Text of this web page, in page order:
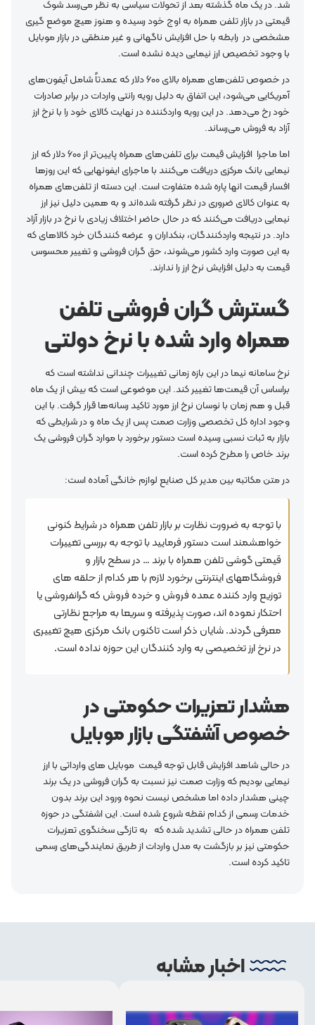
شد. در یک ماه گذشته بعد از تحولات سیاسی به نظر می‌رسد شوک
قیمتی در بازار تلفن همراه به اوج خود رسیده و هنوز هیچ موضع گیری
مشخصی در رابطه با حل افزایش ناگهانی و غیر منطقی در بازار موبایل
با وجود تخصیص ارز نیمایی دیده نشده است.
در خصوص تلفن‌های همراه بالای 600 دلار که عمدتاً شامل آیفون‌های
آمریکایی می‌شود، این اتفاق به دلیل رویه رانتی واردات در برابر صادرات
خود رخ می‌دهد. در این رویه واردکننده در نهایت کالای خود را با نرخ ارز
آزاد به فروش می‌رساند.
اما ماجرا افزایش قیمت برای تلفن‌های همراه پایین‌تر از 600 دلار که ارز
نیمایی بانک مرکزی دریافت می‌کنند با ماجرای ایفونهایی که این روزها
افسار قیمت انها پاره شده متفاوت است. این دسته از تلفن‌های همراه
به عنوان کالای ضروری در نظر گرفته شده‌اند و به همین دلیل نیز ارز
نیمایی دریافت می‌کنند که در حال حاضر اختلاف زیادی با نرخ در بازار آزاد
دارد. در نتیجه واردکنندگان، بنکداران و عرضه کنندگان خرد کالاهای که
به این صورت وارد کشور می‌شوند، حق گران فروشی و تغییر محسوس
قیمت به دلیل افزایش نرخ ارز را ندارند.
گسترش گران فروشی تلفن
همراه وارد شده با نرخ دولتی
نرخ سامانه نیما در این بازه زمانی تغییرات چندانی نداشته است که
براساس آن قیمت‌ها تغییر کند. این موضوعی است که بیش از یک ماه
قبل و هم زمان با نوسان نرخ ارز مورد تاکید رسانه‌ها قرار گرفت. با این
وجود اداره کل تخصصی وزارت صمت پس از یک ماه و در شرایطی که
بازار به ثبات نسبی رسیده است دستور برخورد با موارد گران فروشی یک
برند خاص را مطرح کرده است.
در متن مکاتبه بین مدیر کل صنایع لوازم خانگی آماده است:
با توجه به ضرورت نظارت بر بازار تلفن همراه در شرایط کنونی
خواهشمند است دستور فرمایید با توجه به بررسی تغییرات
قیمتی گوشی تلفن همراه با برند … در سطح بازار و
فروشگاههای اینترنتی برخورد لازم با هر کدام از حلقه های
توزیع وارد کننده عمده فروش و خرده فروش که گرانفروشی یا
احتکار نموده اند، صورت پذیرفته و سریعا به مراجع نظارتی
معرفی گردند. شایان ذکر است تاکنون بانک مرکزی هیچ تغییری
در نرخ ارز تخصیصی به وارد کنندگان این حوزه نداده است.
هشدار تعزیرات حکومتی در
خصوص آشفتگی بازار موبایل
در حالی شاهد افزایش قابل توجه قیمت موبایل های وارداتی با ارز
نیمایی بودیم که وزارت صمت نیز نسبت به گران فروشی در یک برند
چینی هشدار داده اما مشخص نیست نحوه ورود این برند بدون
خدمات رسمی از کدام نقطه شروع شده است. این اشفتگی در حوزه
تلفن همراه در حالی تشدید شده که به تازگی سخنگوی تعزیرات
حکومتی نیز بر بازگشت به مدل واردات از طریق نمایندگی‌های رسمی
تاکید کرده است.
اخبار مشابه